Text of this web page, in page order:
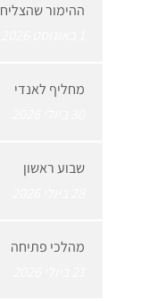
ההימור שהצליח
מחליף לאנדי
שבוע ראשון
מהלכי פתיחה